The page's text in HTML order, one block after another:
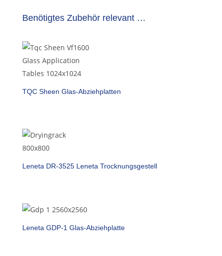
Benötigtes Zubehör relevant …
TQC Sheen Glas-Abziehplatten
Leneta DR-3525 Leneta Trocknungsgestell
Leneta GDP-1 Glas-Abziehplatte